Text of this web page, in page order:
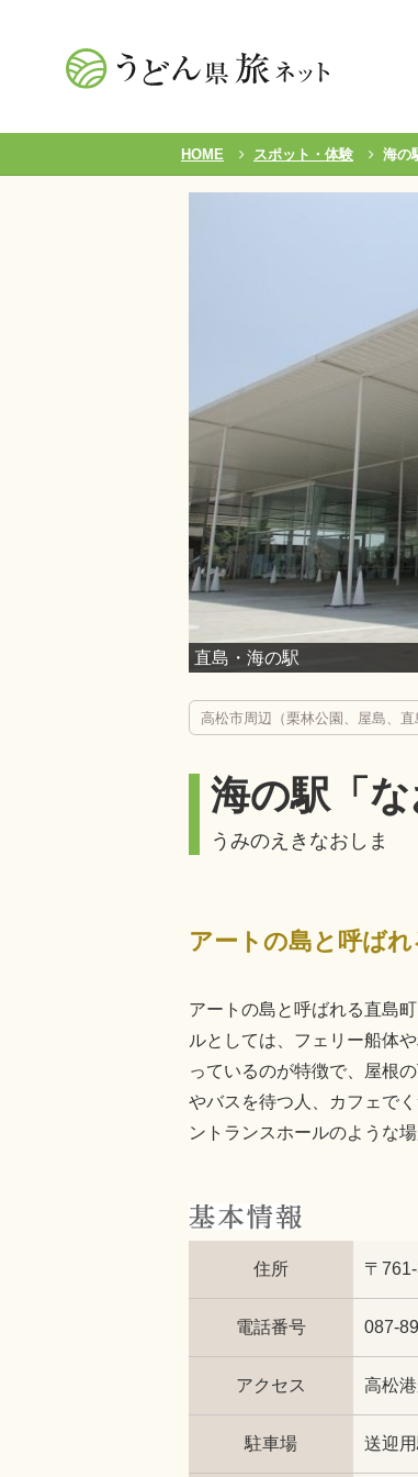
HOME スポット・体験 海の
直島・海の駅
高松市周辺（栗林公園、屋島、直
海の駅「な
うみのえきなおしま
アートの島と呼ばれる直島
ルとしては、フェリー船体
っているのが特徴で、屋根
やバスを待つ人、カフェで
ントランスホールのような
住所 〒
電話番号 087-
アクセス 高松
駐車場 送迎